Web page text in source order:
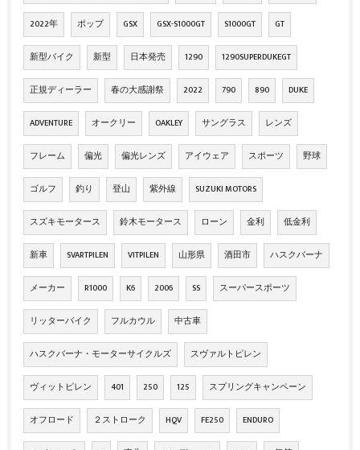
2022年 ポップ GSX GSX-S1000GT S1000GT GT
新型バイク 新型 日本発売 1290 1290SUPERDUKEGT
正規ディーラー 春の大感謝祭 2022 790 890 DUKE
ADVENTURE オークリー OAKLEY サングラス レンズ
フレーム 偏光 偏光レンズ アイウェア スポーツ 野球
ゴルフ 釣り 登山 紫外線 SUZUKI MOTORS
スズキモータース 鈴木モータース ローン 金利 低金利
新車 SVARTPILEN VITPILEN 山形県 酒田市 ハスクバーナ
メーカー R1000 K6 2006 SS スーパースポーツ
リッターバイク フルカウル 中古車
ハスクバーナ・モーターサイクルズ スヴァルトピレン
ヴィットピレン 401 250 125 スプリングキャンペーン
オフロード ２ストローク HQV FE250 ENDURO